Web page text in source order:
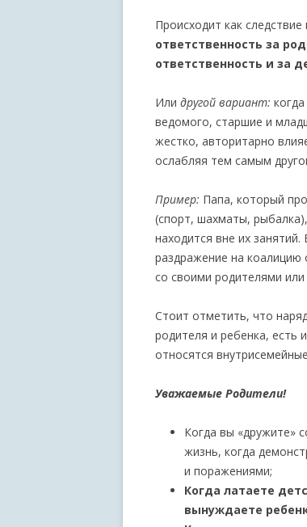
Происходит как
ответственность за
ответственность и за
Или другой вариант:
ведомого, старшие и
жестко, авторитарно
ослабляя тем самым
Пример: Папа, который
(спорт, шахматы,
находится вне их
раздражение на
со своими родителями
Стоит отметить, что
родителя и ребенка, есть
относятся
Уважаемые Родители!
Когда вы «дружите»
жизнь, когда
и поражениями;
Когда латаете
вынуждаете